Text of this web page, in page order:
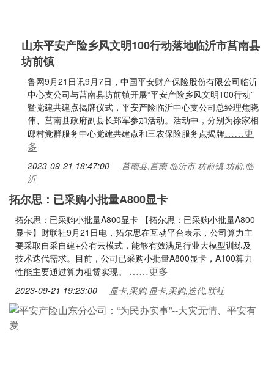
山东平安产险乡风文明100行动落地临沂市莒南县
坊前镇
鲁网9月21日讯9月7日，中国平安财产保险股份有限公司临沂
中心支公司与莒南县坊前镇开展“平安产险乡风文明100行动”
暨党建共建点揭牌仪式，平安产险临沂中心支公司总经理焦晓
伟、莒南县政府副县长郑军参加活动。活动中，分别为徐家相
邸村党群服务中心党建共建点和三农保险服务点揭牌……更
多
2023-09-21 18:47:00
莒南县,莒南,临沂市,坊前镇,坊前,临
沂
拓尔思：已采购小批量A800显卡
拓尔思：已采购小批量A800显卡 【拓尔思：已采购小批量A800
显卡】财联社9月21日电，拓尔思在互动平台表示，公司算力主
要采取自采自建+公有云模式，能够有效满足行业大模型训练及
技术迭代需求。目前，公司已采购小批量A800显卡，A100算力
性能主要通过算力租赁实现。 ……更多
2023-09-21 19:23:00 显卡,采购,显卡,采购,迭代,联社